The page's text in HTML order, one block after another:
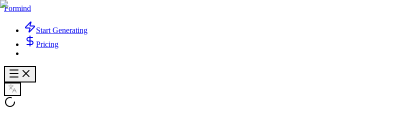
Formind
Start Generating
Pricing